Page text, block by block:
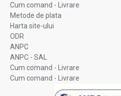
Cum comand - Livrare
Metode de plata
Harta site-ului
ODR
ANPC
ANPC - SAL
Cum comand - Livrare
Cum comand - Livrare